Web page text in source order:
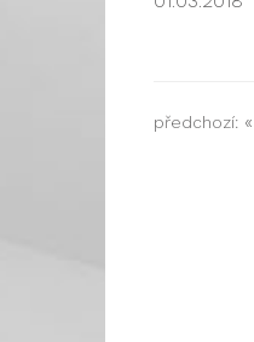
předchozí: «